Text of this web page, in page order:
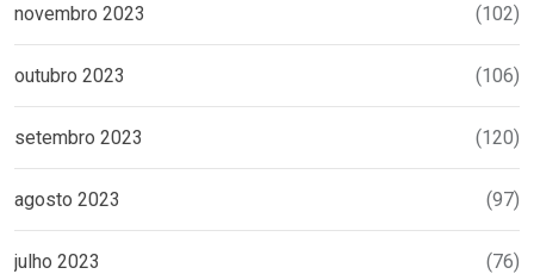
novembro 2023 (102)
outubro 2023 (106)
setembro 2023 (120)
agosto 2023 (97)
julho 2023 (76)